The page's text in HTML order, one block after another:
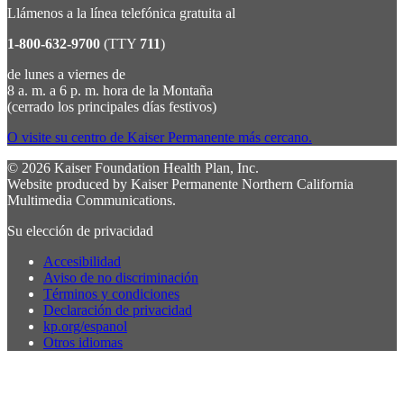
Llámenos a la línea telefónica gratuita al
1-800-632-9700 (TTY 711)
de lunes a viernes de
8 a. m. a 6 p. m. hora de la Montaña
(cerrado los principales días festivos)
O visite su centro de Kaiser Permanente más cercano.
© 2026 Kaiser Foundation Health Plan, Inc.
Website produced by Kaiser Permanente Northern California
Multimedia Communications.
Su elección de privacidad
Accesibilidad
Aviso de no discriminación
Términos y condiciones
Declaración de privacidad
kp.org/espanol
Otros idiomas